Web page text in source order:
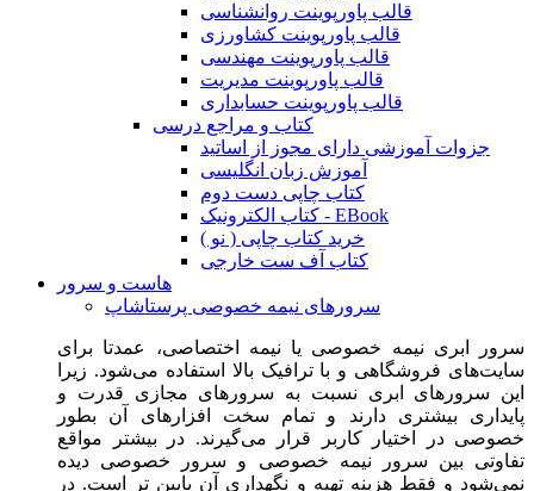
قالب پاورپوینت روانشناسی
قالب پاورپوینت کشاورزی
قالب پاورپوینت مهندسی
قالب پاورپوینت مدیریت
قالب پاورپوینت حسابداری
کتاب و مراجع درسی
جزوات آموزشی دارای مجوز از اساتید
آموزش زبان انگلیسی
کتاب چاپی دست دوم
کتاب الکترونیک - EBook
خرید کتاب چاپی ( نو )
کتاب آف ست خارجی
هاست و سرور
سرورهای نیمه خصوصی پرستاشاپ
سرور ابری نیمه خصوصی یا نیمه اختصاصی، عمدتا برای
سایت‌های فروشگاهی و با ترافیک بالا استفاده می‌شود. زیرا
این سرورهای ابری نسبت به سرورهای مجازی قدرت و
پایداری بیشتری دارند و تمام سخت افزارهای آن بطور
خصوصی در اختیار کاربر قرار می‌گیرند. در بیشتر مواقع
تفاوتی بین سرور نیمه خصوصی و سرور خصوصی دیده
نمی‌شود و فقط هزینه تهیه و نگهداری آن پایین تر است. در